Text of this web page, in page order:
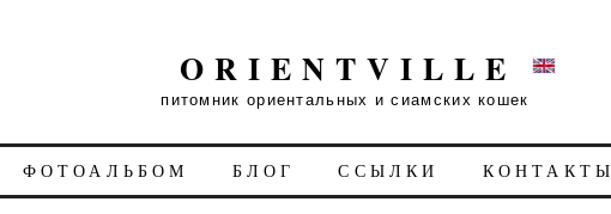
ORIENTVILLE
питомник ориентальных и сиамских кошек
ФОТОАЛЬБОМ БЛОГ ССЫЛКИ КОНТАКТЫ